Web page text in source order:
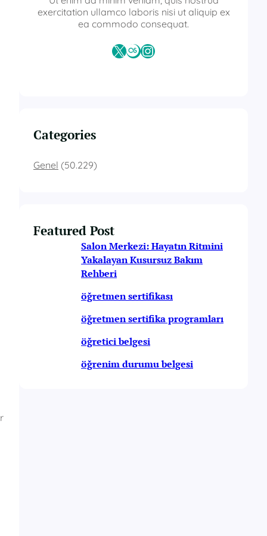
exercitation ullamco laboris nisi ut aliquip ex
ea commodo consequat.
X Last.fmInstagram
Categories
Genel (50.229)
Featured Post
Salon Merkezi: Hayatın Ritmini
Yakalayan Kusursuz Bakım
Rehberi
öğretmen sertifikası
öğretmen sertifika programları
öğretici belgesi
öğrenim durumu belgesi